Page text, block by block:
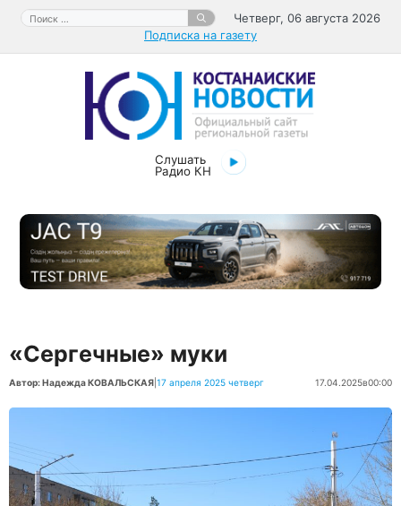
Перейти
содержимому
Поиск:
Четверг, 06 августа 2026
Подписка на газету
Слушать
Радио КН
«Сергечные» муки
Автор: Надежда КОВАЛЬСКАЯ 17 апреля 2025 четверг 17.04.2025в00:00